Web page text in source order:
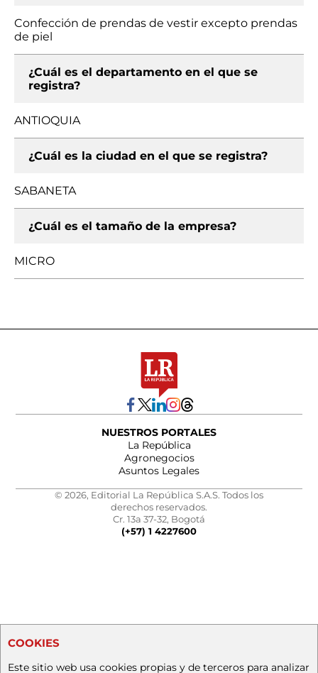
Confección de prendas de vestir excepto prendas
de piel
¿Cuál es el departamento en el que se
registra?
ANTIOQUIA
¿Cuál es la ciudad en el que se registra?
SABANETA
¿Cuál es el tamaño de la empresa?
MICRO
NUESTROS PORTALES
La República
Agronegocios
Asuntos Legales
© 2026, Editorial La República S.A.S. Todos los
derechos reservados.
Cr. 13a 37-32, Bogotá
(+57) 1 4227600
COOKIES
Este sitio web usa cookies propias y de terceros para analizar